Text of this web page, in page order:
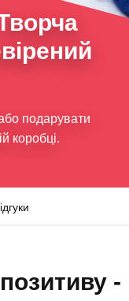
подарувати
коробці.
-